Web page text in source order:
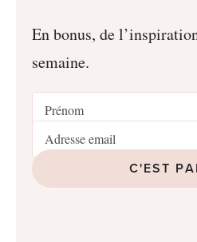
En bonus, de
semaine.
C'EST